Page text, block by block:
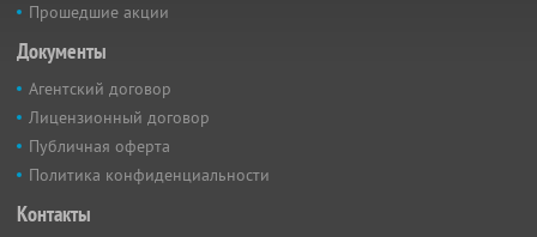
Прошедшие акции
Документы
Агентский договор
Лицензионный договор
Публичная оферта
Политика конфиденциальности
Контакты